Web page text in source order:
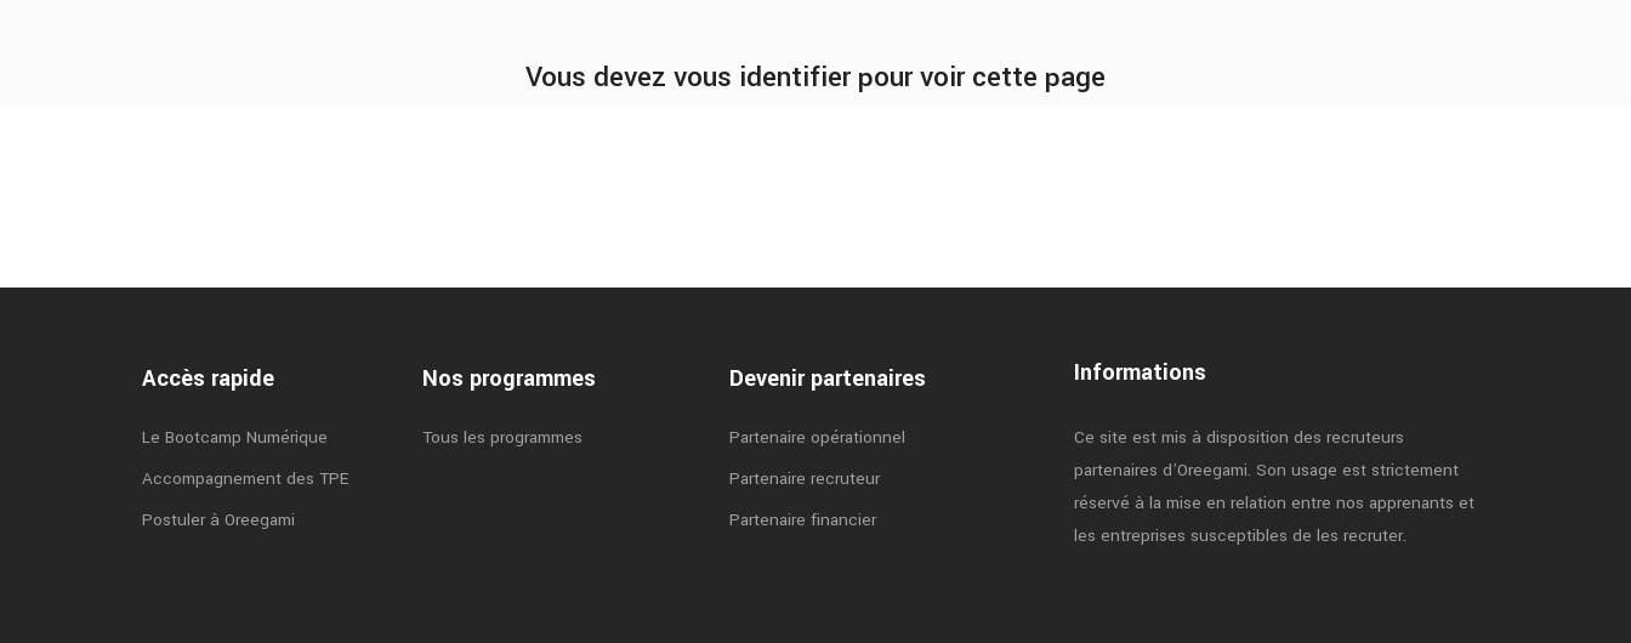
Vous devez vous identifier pour voir cette page
Accès rapide
Le Bootcamp Numérique
Accompagnement des TPE
Postuler à Oreegami
Nos programmes
Tous les programmes
Devenir partenaires
Partenaire opérationnel
Partenaire recruteur
Partenaire financier
Informations
Ce site est mis à disposition des recruteurs
partenaires d’Oreegami. Son usage est strictement
réservé à la mise en relation entre nos apprenants et
les entreprises susceptibles de les recruter.